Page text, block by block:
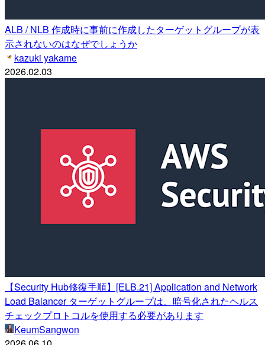
ALB / NLB 作成時に事前に作成したターゲットグループが表
示されないのはなぜでしょうか
kazuki yakame
2026.02.03
【Security Hub修復手順】[ELB.21] Application and Network
Load Balancer ターゲットグループは、暗号化されたヘルス
チェックプロトコルを使用する必要があります
KeumSangwon